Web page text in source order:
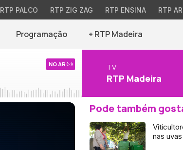
RTP PALCO RTP ZIG ZAG RTP ENSINA RTP
Programação + RTP Madeira
NO AR TV
RTP Madeira
Pode também
nas